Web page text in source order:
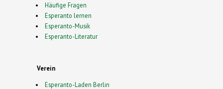
Häufige Fragen
Esperanto lernen
Esperanto-Musik
Esperanto-Literatur
Verein
Esperanto-Laden Berlin